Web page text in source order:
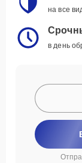
на все
в день